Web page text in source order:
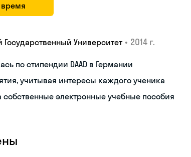
Университет • 2014 г.
по стипендии DAAD в Германии
учитывая интересы каждого ученика
собственные электронные учебные пособия